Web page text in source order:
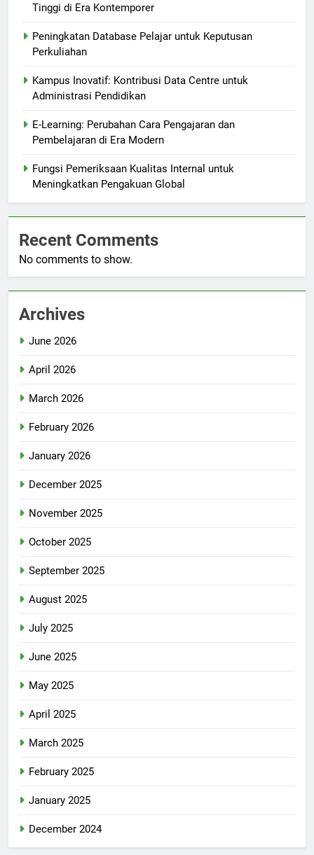
Tinggi di Era Kontemporer
Peningkatan Database Pelajar untuk Keputusan
Perkuliahan
Kampus Inovatif: Kontribusi Data Centre untuk
Administrasi Pendidikan
E-Learning: Perubahan Cara Pengajaran dan
Pembelajaran di Era Modern
Fungsi Pemeriksaan Kualitas Internal untuk
Meningkatkan Pengakuan Global
Recent Comments
No comments to show.
Archives
June 2026
April 2026
March 2026
February 2026
January 2026
December 2025
November 2025
October 2025
September 2025
August 2025
July 2025
June 2025
May 2025
April 2025
March 2025
February 2025
January 2025
December 2024